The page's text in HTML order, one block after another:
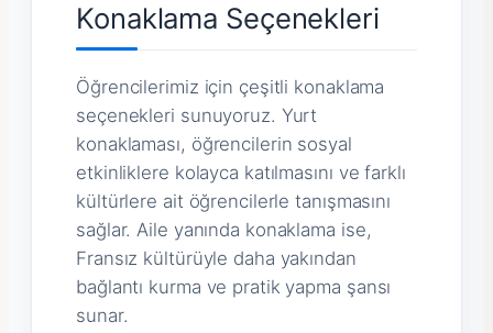
Konaklama Seçenekleri
Öğrencilerimiz için çeşitli konaklama
seçenekleri sunuyoruz. Yurt
konaklaması, öğrencilerin sosyal
etkinliklere kolayca katılmasını ve farklı
kültürlere ait öğrencilerle tanışmasını
sağlar. Aile yanında konaklama ise,
Fransız kültürüyle daha yakından
bağlantı kurma ve pratik yapma şansı
sunar.